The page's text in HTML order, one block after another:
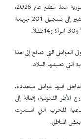
تصاعدت معدلات الجرائم الجنائية في مختلف المدن السورية منذ مطلع عام 2026،
وفق بيانات وثقها المرصد السوري لحقوق الإنسان، التي تشير إلى تسجيل 201 جريمة
التي تدفع إلى هذا
التي تعيشها البلاد.
فيها عوامل متعددة،
الأطر القانونية، إضافة إلى
للحرب التي استمرت
المناطق.